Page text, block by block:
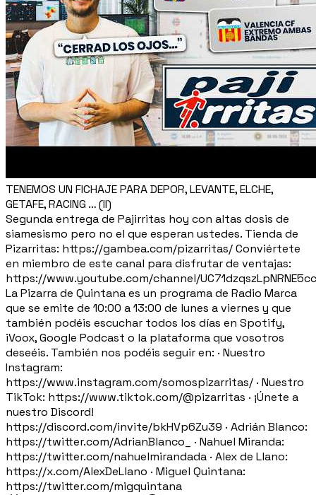
TENEMOS UN FICHAJE PARA DEPOR, LEVANTE, ELCHE,
GETAFE, RACING … (II)
Segunda entrega de Pajirritas hoy con altas dosis de
siamesismo pero no el que esperan ustedes. Tienda de
Pizarritas: https://gambea.com/pizarritas/ Conviértete
en miembro de este canal para disfrutar de ventajas:
https://www.youtube.com/channel/
La Pizarra de Quintana es un programa de Radio Marca
que se emite de 10:00 a 13:00 de lunes a viernes y que
también podéis escuchar todos los días en Spotify,
iVoox, Google Podcast o la plataforma que vosotros
deseéis. También nos podéis seguir en: · Nuestro
Instagram:
https://www.instagram.com/somospizarritas/ · Nuestro
TikTok: https://www.tiktok.com/@pizarritas · ¡Únete a
nuestro Discord!
https://discord.com/invite/bkHVp6Zu39 · Adrián Blanco:
https://twitter.com/AdrianBlanco_ · Nahuel Miranda:
https://twitter.com/nahuelmirandada · Alex de Llano:
https://x.com/AlexDeLlano · Miguel Quintana:
https://twitter.com/migquintana